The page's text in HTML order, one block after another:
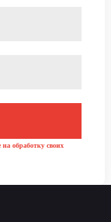
обработку своих